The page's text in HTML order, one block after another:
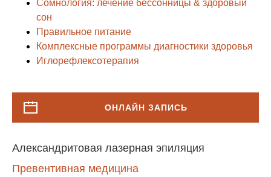
Сомнология: лечение бессонницы & здоровый
сон
Правильное питание
Комплексные программы диагностики здоровья
Иглорефлексотерапия
ОНЛАЙН ЗАПИСЬ
Александритовая лазерная эпиляция
Превентивная медицина